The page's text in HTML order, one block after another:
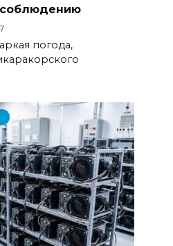
погода,